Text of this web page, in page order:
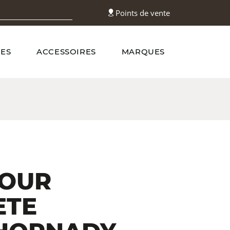
Points de vente
ACCESSOIRES MARQUES